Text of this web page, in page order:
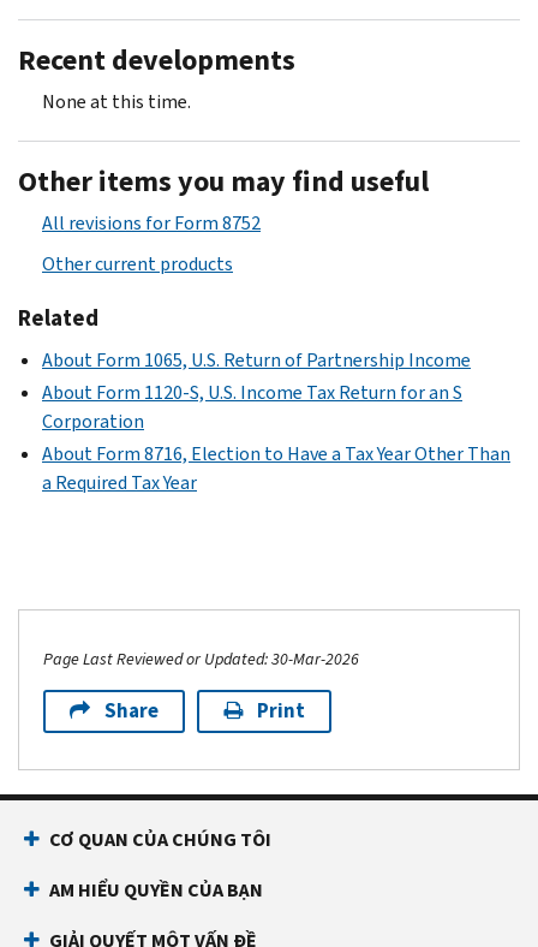
Recent developments
None at this time.
Other items you may find useful
All revisions for Form 8752
Other current products
Related
About Form 1065, U.S. Return of Partnership Income
About Form 1120-S, U.S. Income Tax Return for an S
Corporation
About Form 8716, Election to Have a Tax Year Other Than
a Required Tax Year
Page Last Reviewed or Updated: 30-Mar-2026
Share Print
CƠ QUAN CỦA CHÚNG TÔI
AM HIỂU QUYỀN CỦA BẠN
GIẢI QUYẾT MỘT VẤN ĐỀ